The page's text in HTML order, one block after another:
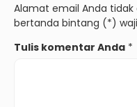
Alamat email Anda tidak
bertanda bintang (*)
Tulis komentar Anda *